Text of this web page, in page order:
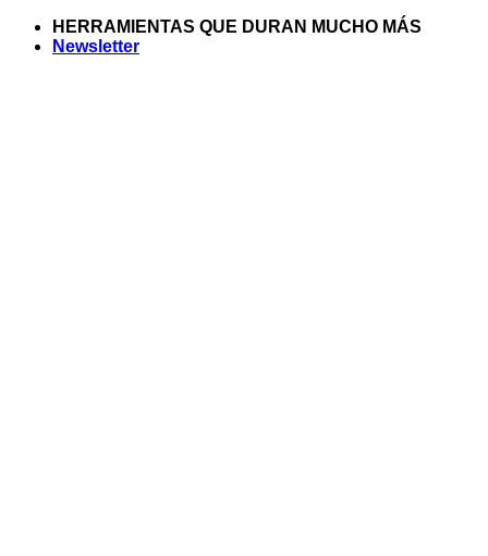
Saltar
HERRAMIENTAS QUE DURAN MUCHO MÁS
Newsletter